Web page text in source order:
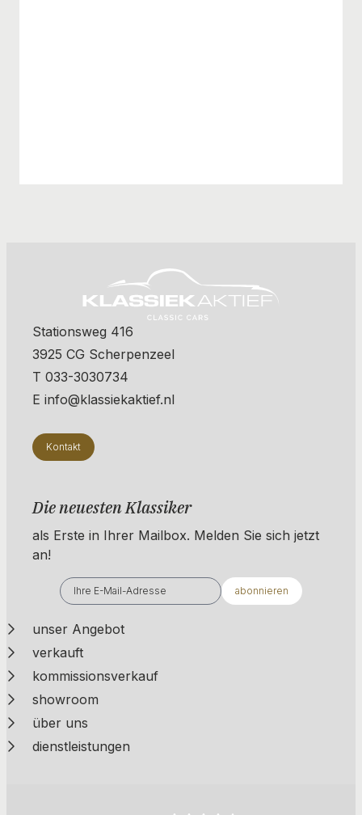
Stationsweg 416
3925 CG Scherpenzeel
T 033-3030734
E info@klassiekaktief.nl
Kontakt
Die neuesten Klassiker
als Erste in Ihrer Mailbox. ​​​​​​Melden Sie sich jetzt
an!
abonnieren
unser Angebot
verkauft
kommissionsverkauf
showroom
über uns
dienstleistungen